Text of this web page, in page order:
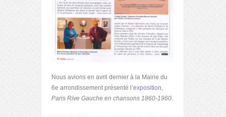
Nous avions en avril dernier à la Mairie du
6e arrondissement présenté l’exposition,
Paris Rive Gauche en chansons 1860-1960.